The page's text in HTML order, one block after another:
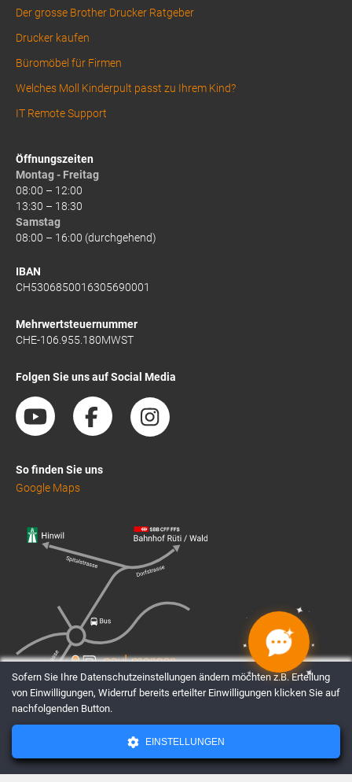
Der grosse Brother Drucker Ratgeber
Drucker kaufen
Büromöbel für Firmen
Welches Moll Kinderpult passt zu Ihrem Kind?
IT Remote Support
Öffnungszeiten
Montag - Freitag
08:00 – 12:00
13:30 – 18:30
Samstag
08:00 – 16:00 (durchgehend)
IBAN
CH5306850016305690001
Mehrwertsteuernummer
CHE-106.955.180MWST
Folgen Sie uns auf Social Media
So finden Sie uns
Google Maps
AGBsDatenschutzImpressum
✦
✦
✦
✦
✦
✦
✦
Sofern Sie Ihre Datenschutzeinstellungen ändern möchten z.B. Erteilung
von Einwilligungen, Widerruf bereits erteilter Einwilligungen klicken Sie auf
nachfolgenden Button.
EINSTELLUNGEN